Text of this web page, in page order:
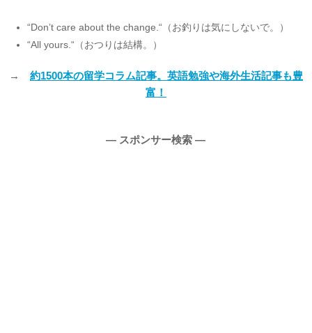
“Don’t care about the change.“（お釣りは気にしないで。）
“All yours.“（おつりは結構。）
→ 約1500本の留学コラム記事。英語勉強や海外生活記事も豊
富！
― スポンサー検索 ―